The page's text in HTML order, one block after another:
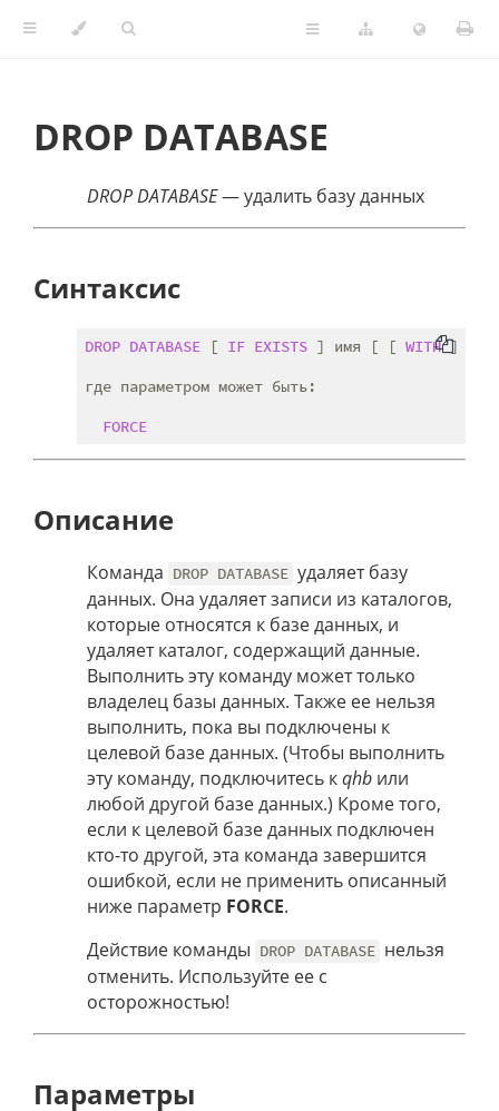
DROP DATABASE
DROP DATABASE— удалить базу данных
Синтаксис
DROP DATABASE [ IF EXISTS ] имя [ [ WITH ] (
где параметром может быть:
FORCE
Описание
Команда DROP DATABASE удаляет базу
данных. Она удаляет записи из каталогов,
которые относятся к базе данных, и
удаляет каталог, содержащий данные.
Выполнить эту команду может только
владелец базы данных. Также ее нельзя
выполнить, пока вы подключены к
целевой базе данных. (Чтобы выполнить
эту команду, подключитесь кqhb или
любой другой базе данных.) Кроме того,
если к целевой базе данных подключен
кто-то другой, эта команда завершится
ошибкой, если не применить описанный
ниже параметр FORCE.
Действие команды DROP DATABASE нельзя
отменить. Используйте ее с
осторожностью!
Параметры